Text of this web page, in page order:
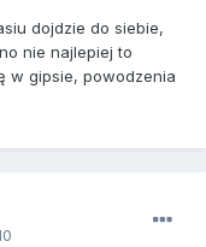
dojdzie do siebie,
nie najlepiej to
w gipsie, powodzenia